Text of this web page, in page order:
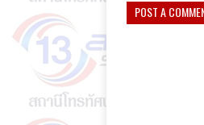
POST A